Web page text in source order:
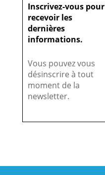
Inscrivez-vous pour
recevoir les
dernières
informations.
Vous pouvez vous
désinscrire à tout
moment de la
newsletter.